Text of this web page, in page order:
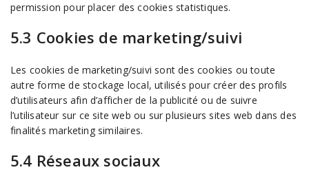
permission pour placer des cookies statistiques.
5.3 Cookies de marketing/suivi
Les cookies de marketing/suivi sont des cookies ou toute
autre forme de stockage local, utilisés pour créer des profils
d’utilisateurs afin d’afficher de la publicité ou de suivre
l’utilisateur sur ce site web ou sur plusieurs sites web dans des
finalités marketing similaires.
5.4 Réseaux sociaux